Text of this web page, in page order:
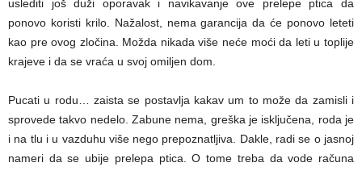
uslediti još duži oporavak i navikavanje ove prelepe ptica da
ponovo koristi krilo. Nažalost, nema garancija da će ponovo leteti
kao pre ovog zločina. Možda nikada više neće moći da leti u toplije
krajeve i da se vraća u svoj omiljen dom.
Pucati u rodu… zaista se postavlja kakav um to može da zamisli i
sprovede takvo nedelo. Zabune nema, greška je isključena, roda je
i na tlu i u vazduhu više nego prepoznatljiva. Dakle, radi se o jasnoj
nameri da se ubije prelepa ptica. O tome treba da vode računa